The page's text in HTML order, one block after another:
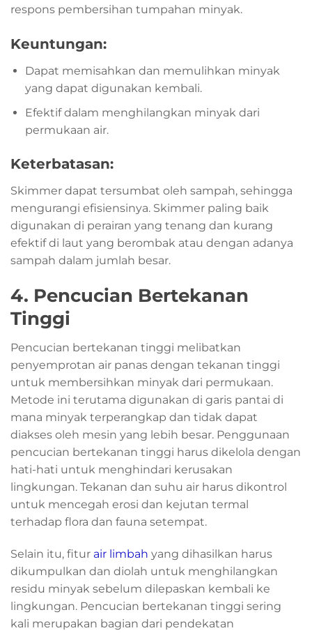
respons pembersihan tumpahan minyak.
Keuntungan:
Dapat memisahkan dan memulihkan minyak
yang dapat digunakan kembali.
Efektif dalam menghilangkan minyak dari
permukaan air.
Keterbatasan:
Skimmer dapat tersumbat oleh sampah, sehingga
mengurangi efisiensinya. Skimmer paling baik
digunakan di perairan yang tenang dan kurang
efektif di laut yang berombak atau dengan adanya
sampah dalam jumlah besar.
4. Pencucian Bertekanan
Tinggi
Pencucian bertekanan tinggi melibatkan
penyemprotan air panas dengan tekanan tinggi
untuk membersihkan minyak dari permukaan.
Metode ini terutama digunakan di garis pantai di
mana minyak terperangkap dan tidak dapat
diakses oleh mesin yang lebih besar. Penggunaan
pencucian bertekanan tinggi harus dikelola dengan
hati-hati untuk menghindari kerusakan
lingkungan. Tekanan dan suhu air harus dikontrol
untuk mencegah erosi dan kejutan termal
terhadap flora dan fauna setempat.
Selain itu, fitur air limbah yang dihasilkan harus
dikumpulkan dan diolah untuk menghilangkan
residu minyak sebelum dilepaskan kembali ke
lingkungan. Pencucian bertekanan tinggi sering
kali merupakan bagian dari pendekatan